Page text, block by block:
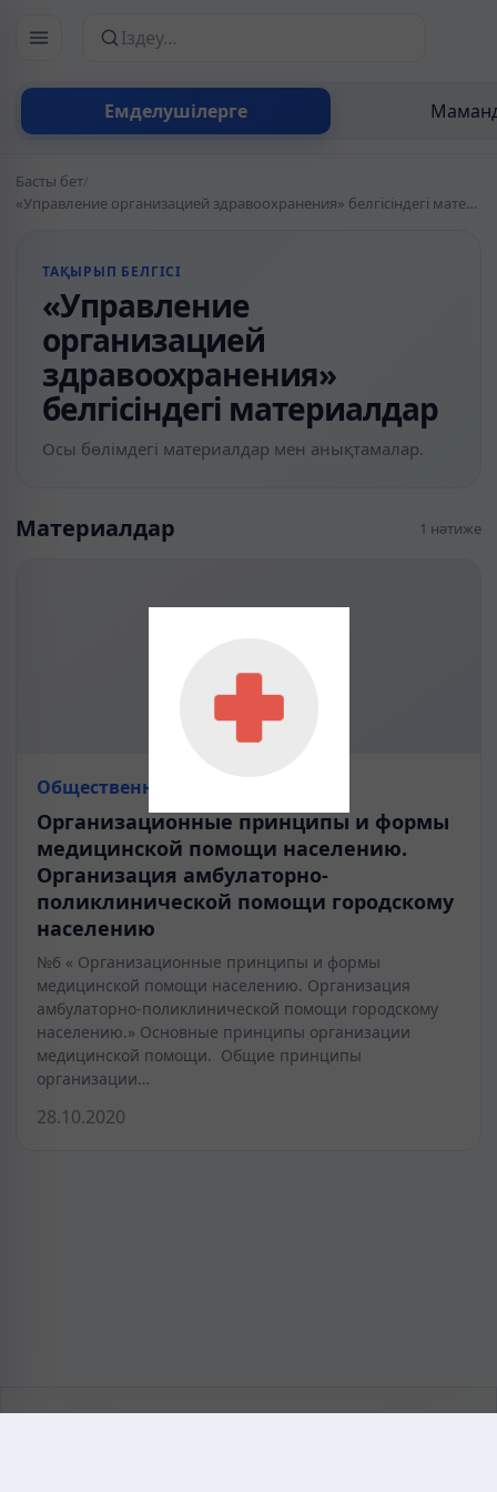
Емделушілерге
Сайттан іздеу
Басты бет/
«Управление организацией здравоохранения» белгісіндегі материалдар
ТАҚЫРЫП БЕЛГІСІ
«Управление
организацией
здравоохранения»
белгісіндегі материалдар
Осы бөлімдегі материалдар мен анықтамалар.
Материалдар 1 нәтиже
Общественное здравоохранение
Организационные принципы и формы
медицинской помощи населению.
Организация амбулаторно-
поликлинической помощи городскому
населению
№6 « Организационные принципы и формы
медицинской помощи населению. Организация
амбулаторно-поликлинической помощи городскому
населению.» Основные принципы организации
медицинской помощи. Общие принципы
организации…
28.10.2020
KAZMEDIC.ORG